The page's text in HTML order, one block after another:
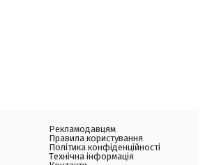
Рекламодавцям
Правила користування
Політика конфіденційності
Технічна інформація